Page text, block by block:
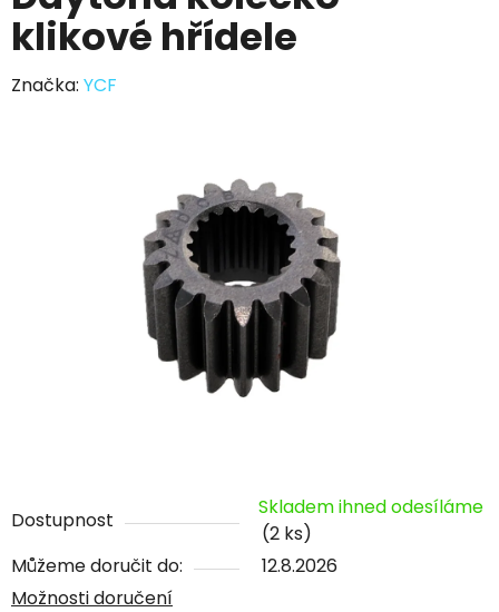
Dostupnost
Skladem ihned odesíláme
(2 ks)
Můžeme doručit do:
12.8.2026
Možnosti doručení
klikové hřídele
Značka: YCF